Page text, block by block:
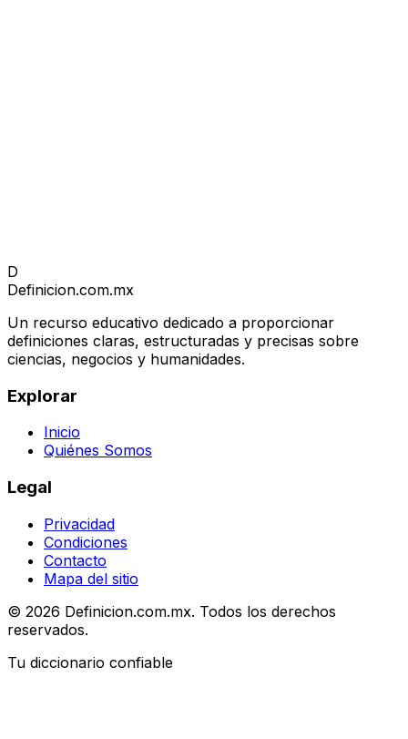
D
Definicion.com.mx
Un recurso educativo dedicado a proporcionar
definiciones claras, estructuradas y precisas sobre
ciencias, negocios y humanidades.
Explorar
Inicio
Quiénes Somos
Legal
Privacidad
Condiciones
Contacto
Mapa del sitio
© 2026 Definicion.com.mx. Todos los derechos
reservados.
Tu diccionario confiable